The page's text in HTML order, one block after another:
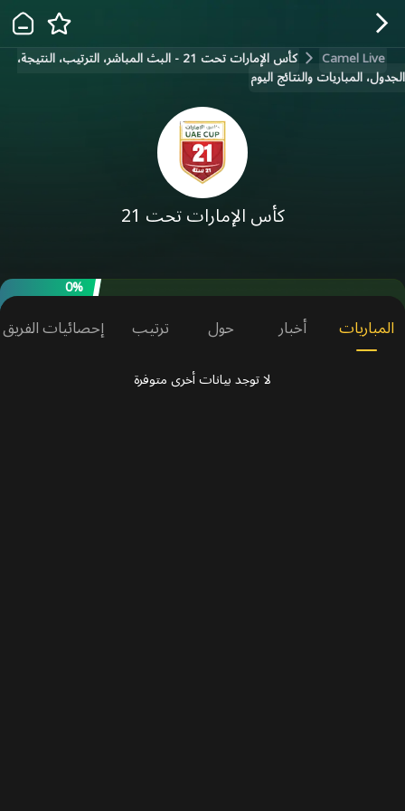
Camel Live كأس الإمارات تحت 21 - البث المباشر، الترتيب، النتيجة،
الجدول، المباريات والنتائج اليوم
كأس الإمارات تحت 21
0‎%‎
المباريات أخبار حول ترتيب إحصائيات الفريق
لا توجد بيانات أخرى متوفرة